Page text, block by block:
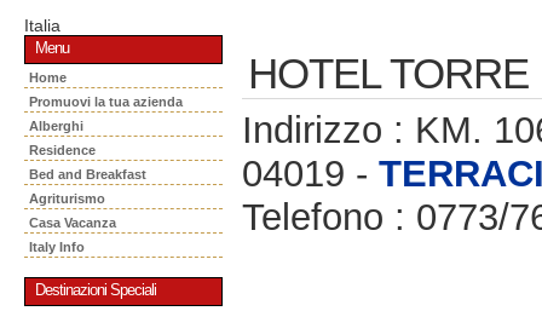
Italia
Menu
Home
Promuovi la tua azienda
Alberghi
Residence
Bed and Breakfast
Agriturismo
Casa Vacanza
Italy Info
Destinazioni Speciali
HOTEL
Indirizzo : KM.
04019 -
Telefono : 0773/